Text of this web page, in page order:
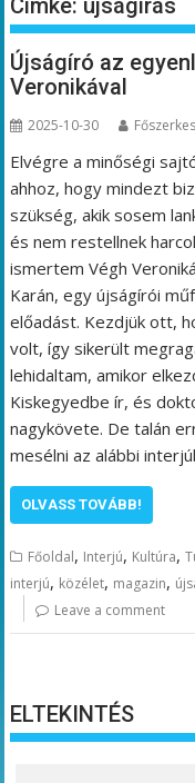
Címke: újságírás
Újságíró az
Veronikával
2025-10-30
Elvégre a minőségi
ahhoz, hogy mindezt
szükség, akik sosem
és nem restellnek
ismertem Végh
Karán, egy újságírói
előadást. Kezdjük ott,
volt, így sikerült
lehidaltam, amikor
Kiskegyedbe ír, és
nagykövete. De talán
mesélni az alábbi
OLVASS TOVÁBB!
Főoldal, Interjú, Kultúra,
interjú, közélet, magazin,
Leave a comment
ELTEKINTÉS